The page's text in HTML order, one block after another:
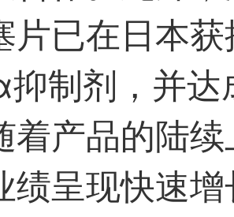
片已在日本
制剂，并
着产品的陆
绩呈现快速